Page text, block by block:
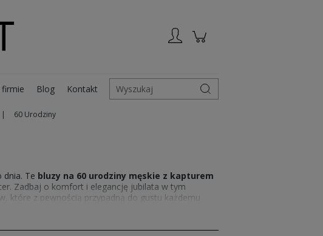
firmie Blog Kontakt Wyszukaj
60 Urodziny
dnia. Te bluzy na 60 urodziny męskie z kapturem
Zadbaj o komfort i elegancję jubilata w tym
które z pewnością przypadną do gustu każdemu